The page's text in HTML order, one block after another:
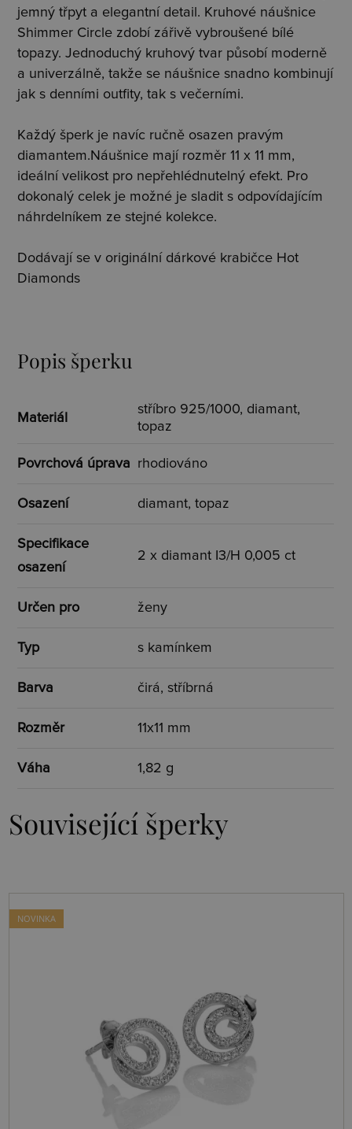
jemný třpyt a elegantní detail. Kruhové náušnice
Shimmer Circle zdobí zářivě vybroušené bílé
topazy. Jednoduchý kruhový tvar působí moderně
a univerzálně, takže se náušnice snadno kombinují
jak s denními outfity, tak s večerními.
Každý šperk je navíc ručně osazen pravým
diamantem.Náušnice mají rozměr 11 x 11 mm,
ideální velikost pro nepřehlédnutelný efekt. Pro
dokonalý celek je možné je sladit s odpovídajícím
náhrdelníkem ze stejné kolekce.
Dodávají se v originální dárkové krabičce Hot
Diamonds
Popis šperku
Materiál
stříbro 925/1000, diamant,
topaz
Povrchová úprava rhodiováno
Osazení diamant, topaz
Specifikace
osazení
2 x diamant I3/H 0,005 ct
Určen pro ženy
Typ s kamínkem
Barva čirá, stříbrná
Rozměr 11x11 mm
Váha 1,82 g
Související šperky
NOVINKA